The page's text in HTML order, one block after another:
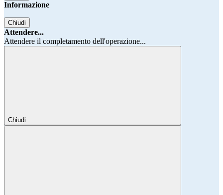
Informazione
Chiudi
Attendere...
Attendere il completamento dell'operazione...
Chiudi